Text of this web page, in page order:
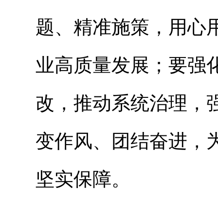
题、精准施策，用心
业高质量发展；要强
改，推动系统治理，
变作风、团结奋进，
坚实保障。